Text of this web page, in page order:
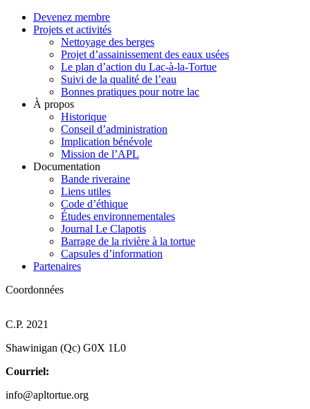
Devenez membre
Projets et activités
Nettoyage des berges
Projet d’assainissement des eaux usées
Le plan d’action du Lac-à-la-Tortue
Suivi de la qualité de l’eau
Bonnes pratiques pour notre lac
À propos
Historique
Conseil d’administration
Implication bénévole
Mission de l’APL
Documentation
Bande riveraine
Liens utiles
Code d’éthique
Études environnementales
Journal Le Clapotis
Barrage de la rivière à la tortue
Capsules d’information
Partenaires
Coordonnées
C.P. 2021
Shawinigan (Qc) G0X 1L0
Courriel:
info@apltortue.org